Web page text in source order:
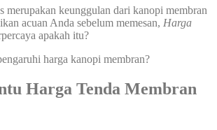
merupakan keunggulan dari kanopi membran
acuan Anda sebelum memesan, Harga
apakah itu?
harga kanopi membran?
Harga Tenda Membran